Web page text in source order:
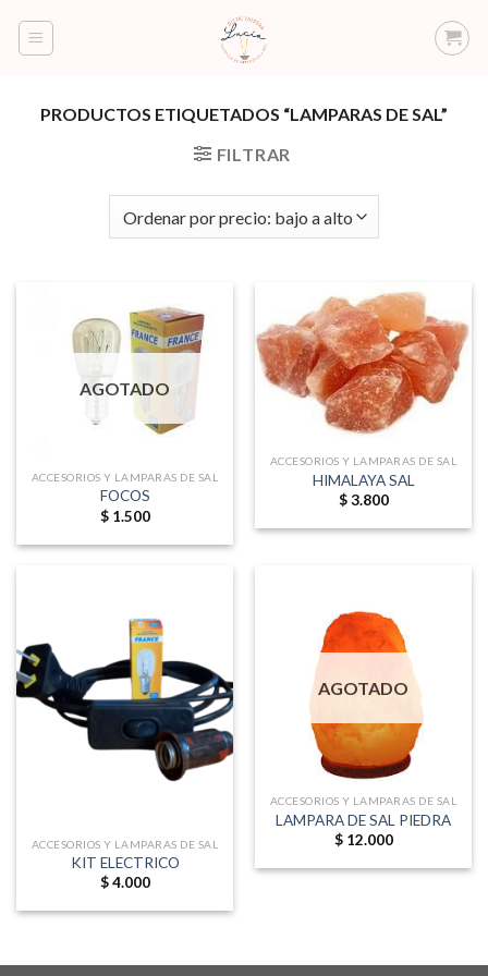
PRODUCTOS ETIQUETADOS “LAMPARAS DE SAL”
FILTRAR
AGOTADO
ACCESORIOS Y LAMPARAS DE SAL
FOCOS
$1.500
ACCESORIOS Y LAMPARAS DE SAL
HIMALAYA SAL
$3.800
ACCESORIOS Y LAMPARAS DE SAL
KIT ELECTRICO
$4.000
AGOTADO
ACCESORIOS Y LAMPARAS DE SAL
LAMPARA DE SAL PIEDRA
$12.000